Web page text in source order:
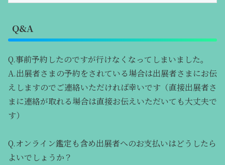
Q&A
Q.事前予約したのですが行けなくなってしまいました。
A.出展者さまの予約をされている場合は出展者さまにお伝
えしますのでご連絡いただければ幸いです（直接出展者さ
まに連絡が取れる場合は直接お伝えいただいても大丈夫で
す）
Q.オンライン鑑定も含め出展者へのお支払いはどうしたら
よいでしょうか？